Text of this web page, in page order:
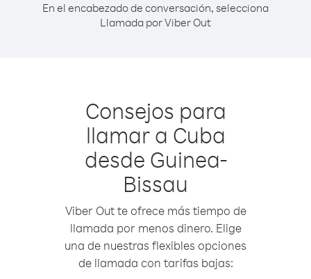
En el encabezado de conversación, selecciona
Llamada por Viber Out
Consejos para
llamar a Cuba
desde Guinea-
Bissau
Viber Out te ofrece más tiempo de
llamada por menos dinero. Elige
una de nuestras flexibles opciones
de llamada con tarifas bajas: